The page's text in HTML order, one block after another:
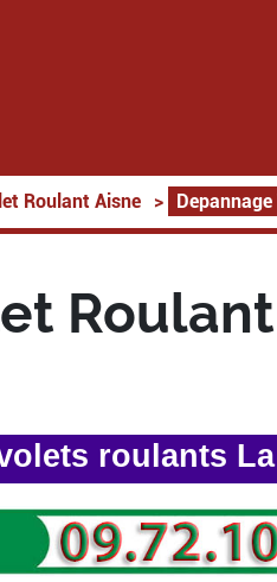
Roulant Aisne >
roulants La